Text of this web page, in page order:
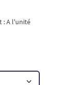
: A l'unité